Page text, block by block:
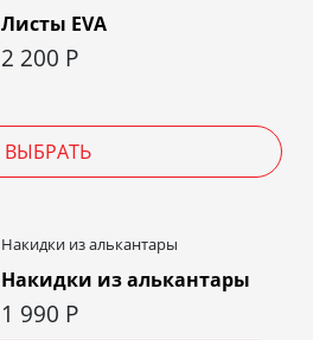
Листы EVA
2 200 Р
ВЫБРАТЬ
Накидки из алькантары
Накидки из алькантары
1 990 Р